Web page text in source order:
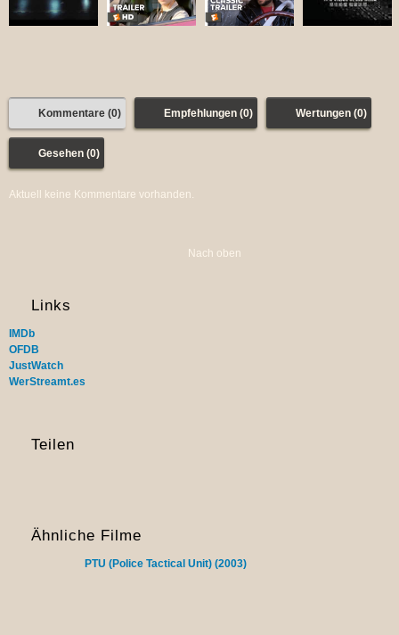
Kommentare (0) Empfehlungen (0) Wertungen (0)
Gesehen (0)
Aktuell keine Kommentare vorhanden.
Nach oben
Links
IMDb
OFDB
JustWatch
WerStreamt.es
Teilen
Ähnliche Filme
PTU (Police Tactical Unit) (2003)